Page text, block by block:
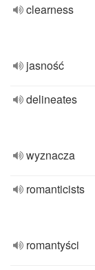
clearness
jasność
delineates
wyznacza
romanticists
romantyści